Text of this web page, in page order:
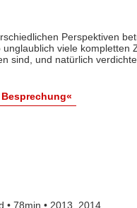
Perspektiven
viele kompletten
sind, und natürlich
Besprechung«
• 78min • 2013, 2014